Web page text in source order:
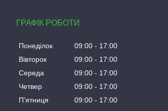
ГРАФІК РОБОТИ
Понеділок 09:00
17:00
Вівторок
09:00
17:00
Середа
09:00
17:00
Четвер
09:00
17:00
Пʼятниця
09:00
17:00